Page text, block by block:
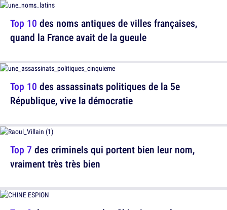
Top 10 des noms antiques de villes françaises,
quand la France avait de la gueule
Top 7 des criminels qui portent bien leur nom,
vraiment très très bien
Top 10 des assassinats politiques de la 5e
République, vive la démocratie